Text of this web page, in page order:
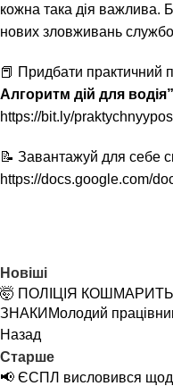
кожна така дія важлива.
нових зловживань
📕 Придбати практичний
Алгоритм дій для водія”
https://bit.ly/
📝 Завантажуй для себе
https://docs.google.com/
Новіші
🤯 ПОЛІЦІЯ КОШМАРИТЬ
ЗНАКИМолодий працівник
Назад
Старше
📢 ЄСПЛ висловився